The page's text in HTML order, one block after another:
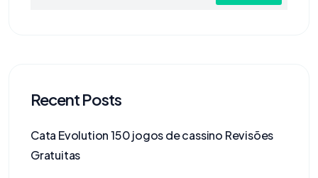
Recent Posts
Cata Evolution 150 jogos de cassino Revisões
Gratuitas